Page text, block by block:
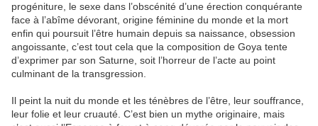
progéniture, le sexe dans l’obscénité d’une érection conquérante
face à l’abîme dévorant, origine féminine du monde et la mort
enfin qui poursuit l’être humain depuis sa naissance, obsession
angoissante, c’est tout cela que la composition de Goya tente
d’exprimer par son Saturne, soit l’horreur de l’acte au point
culminant de la transgression.
Il peint la nuit du monde et les ténèbres de l’être, leur souffrance,
leur folie et leur cruauté. C’est bien un mythe originaire, mais